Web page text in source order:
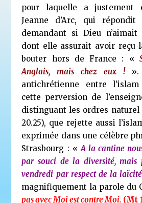
pour laquelle a justement
Jeanne d’Arc, qui
demandant si Dieu
dont elle assurait avoir reçu
bouter hors de France : «
Anglais, mais chez eux !
antichrétienne entre
cette perversion de
distinguant les ordres naturel
20.25), que rejette aussi
exprimée dans une célèbre
Strasbourg : « A la cantine
par souci de la diversité, mais
vendredi par respect de la
magnifiquement la parole du
pas avec Moi est contre Moi. (Mt